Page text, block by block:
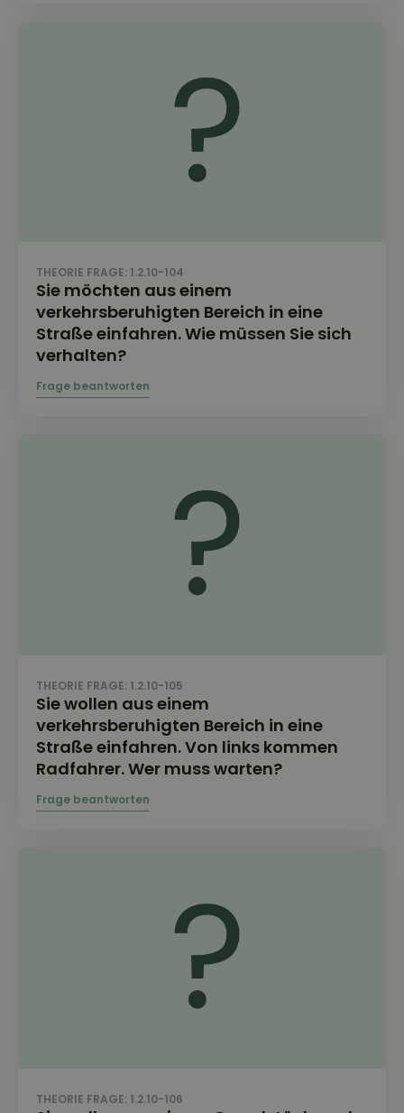
THEORIE FRAGE: 1.2.10-104
Sie möchten aus einem
verkehrsberuhigten Bereich in eine
Straße einfahren. Wie müssen Sie sich
verhalten?
THEORIE FRAGE: 1.2.10-105
Sie wollen aus einem
verkehrsberuhigten Bereich in eine
Straße einfahren. Von links kommen
Radfahrer. Wer muss warten?
THEORIE FRAGE: 1.2.10-106